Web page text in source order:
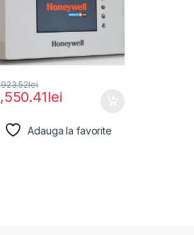
lei
lei
Adauga la favorite